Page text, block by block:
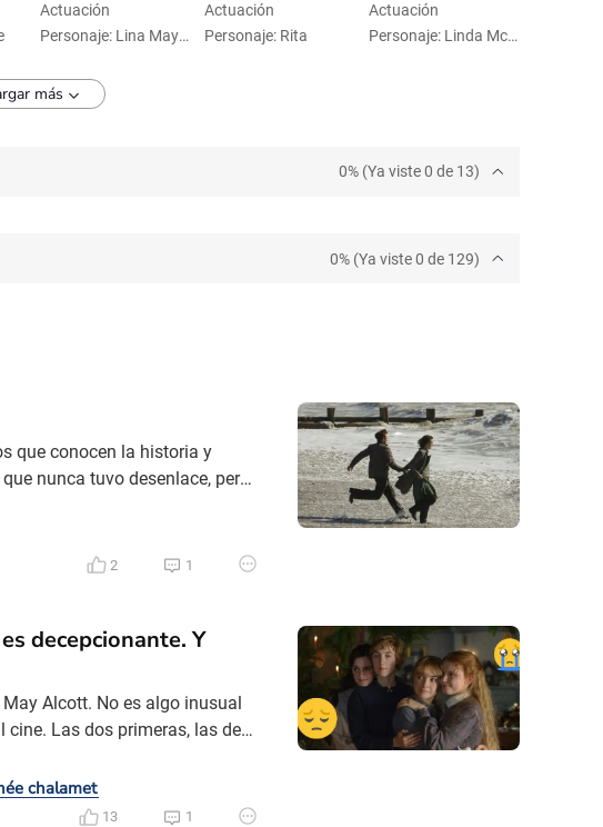
Actuación
Personaje: Lina Mayfleet
Actuación
Personaje: Rita
Actuación
Personaje: Linda McCartney
más
0% (Ya viste 0 de 13)
0% (Ya viste 0 de 129)
que conocen la historia y
nunca tuvo desenlace, pero
imposible representado en el
dirigido por Joe Wright,
2 1
decepcionante. Y
Alcott. No es algo inusual
Las dos primeras, las de
puntual de las versiones
filmes para la pantalla chica,
chalamet
13 1